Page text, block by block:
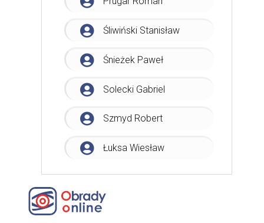
Śliwiński Stanisław
Śnieżek Paweł
Solecki Gabriel
Szmyd Robert
Łuksa Wiesław